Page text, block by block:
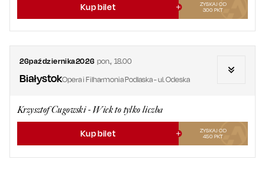
Kup bilet
ZYSKAJ OD
300 PKT
26października2026 pon.,18.00
BiałystokOpera i Filharmonia Podlaska - ul. Odeska
Krzysztof Cugowski - Wiek to tylko liczba
Kup bilet
ZYSKAJ OD
450 PKT